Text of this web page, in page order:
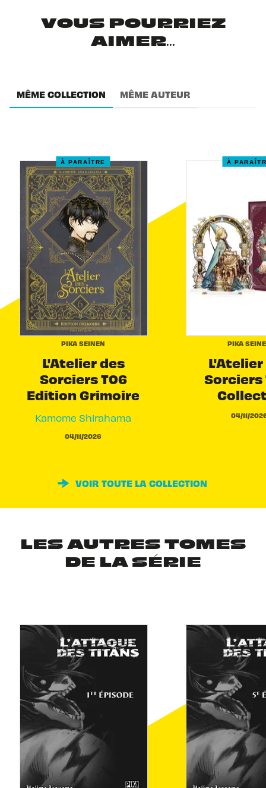
VOUS POURRIEZ
AIMER...
MÊME COLLECTION MÊME AUTEUR
À PARAÎTRE
PIKA SEINEN
L'Atelier des
Sorciers T06
Edition Grimoire
Kamome Shirahama
04/11/2026
À
PIKA
L'Atelier
Sorciers
04/11/
VOIR TOUTE LA COLLECTION
LES AUTRES TOMES
DE LA SÉRIE